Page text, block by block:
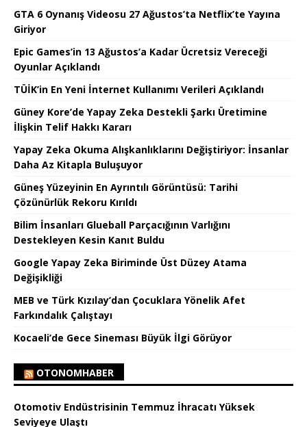
GTA 6 Oynanış Videosu 27 Ağustos’ta Netflix’te Yayına
Giriyor
Epic Games’in 13 Ağustos’a Kadar Ücretsiz Vereceği
Oyunlar Açıklandı
TÜİK’in En Yeni İnternet Kullanımı Verileri Açıklandı
Güney Kore’de Yapay Zeka Destekli Şarkı Üretimine
İlişkin Telif Hakkı Kararı
Yapay Zeka Okuma Alışkanlıklarını Değiştiriyor: İnsanlar
Daha Az Kitapla Buluşuyor
Güneş Yüzeyinin En Ayrıntılı Görüntüsü: Tarihi
Çözünürlük Rekoru Kırıldı
Bilim İnsanları Glueball Parçacığının Varlığını
Destekleyen Kesin Kanıt Buldu
Google Yapay Zeka Biriminde Üst Düzey Atama
Değişikliği
MEB ve Türk Kızılay’dan Çocuklara Yönelik Afet
Farkındalık Çalıştayı
Kocaeli’de Gece Sineması Büyük İlgi Görüyor
OTONOMHABER
Otomotiv Endüstrisinin Temmuz İhracatı Yüksek
Seviyeye Ulaştı